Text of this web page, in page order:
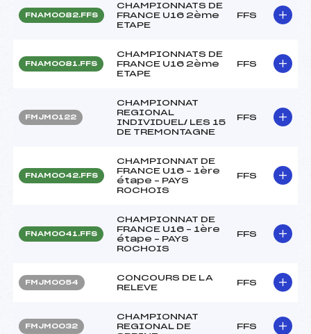
FNAM0082.FFS
CHAMPIONNATS DE
FRANCE U16 2ème
ETAPE
FFS
FNAM0081.FFS
CHAMPIONNATS DE
FRANCE U16 2ème
ETAPE
FFS
FMJM0122
CHAMPIONNAT
REGIONAL
INDIVIDUEL/ LES 15
DE TREMONTAGNE
FFS
FNAM0042.FFS
CHAMPIONNAT DE
FRANCE U16 – 1ère
étape – PAYS
ROCHOIS
FFS
FNAM0041.FFS
CHAMPIONNAT DE
FRANCE U16 – 1ère
étape – PAYS
ROCHOIS
FFS
FMJM0054
CONCOURS DE LA
RELEVE
FFS
FMJM0032
CHAMPIONNAT
REGIONAL DE
FFS